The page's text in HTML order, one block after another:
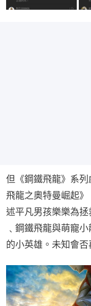
但《鋼鐵飛龍》系
飛龍之奧特曼崛起
述平凡男孩樂樂為
﹑鋼鐵飛龍與萌寵
的小英雄。未知會否